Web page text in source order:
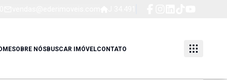
SOBRE NÓSBUSCAR IMÓVELCONTATO